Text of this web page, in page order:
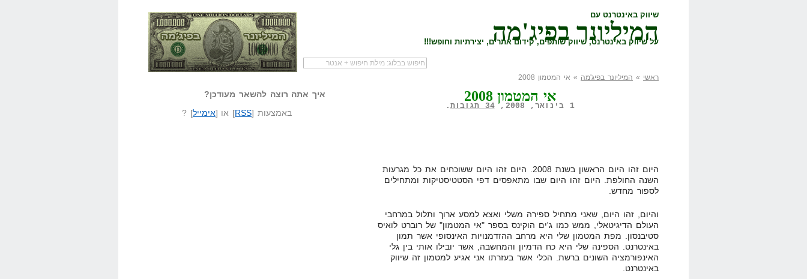
שיווק באינטרנט עם
המיליונר בפיג'מה
על שיווק באינטרנט, שיווק שותפים, קידום אתרים, יצירתיות וחופש!!!
שאל שאלה המיליונר בפיג'מה שיווק שותפים
ראשי » המיליונר בפיג'מה » אי המטמון 2008
אי המטמון 2008
1 בינואר, 2008, 34 תגובות .
היום זהו היום הראשון בשנת 2008. היום זהו היום ששוכחים את כל מגרעות
השנה החולפת. היום זהו היום שבו מתאפסים דפי הסטטיסטיקות ומתחילים
לספור מחדש.
והיום, זהו היום, שאני מתחיל ספירה משלי ואצא למסע ארוך ותלול במרחבי
העולם הדיגיטאלי, ממש כמו ג'ים הוקינס בספר "אי המטמון" של רוברט לואיס
סטיבנסון. מפת המטמון שלי היא מרחב ההזדמנויות האינסופי אשר תמון
באינטרנט. הספינה שלי היא כח הדמיון והמחשבה, אשר יובילו אותי בין גלי
האינפורמציה השונים ברשת. הכלי אשר בעזרתו אני אגיע למטמון זה שיווק
באינטרנט.
איך אתה רוצה להשאר מעודכן?
באמצעות [RSS] או [אימייל] ?